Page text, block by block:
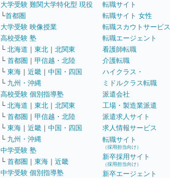
大学受験 難関大学特化型 現役
└首都圏
大学受験 映像授業
高校受験 塾
└ 北海道 ｜ 東北 ｜ 北関東
└ 首都圏 ｜ 甲信越・北陸
└ 東海 ｜ 近畿 ｜ 中国・四国
└ 九州・沖縄
高校受験 個別指導塾
└ 北海道 ｜ 東北 ｜ 北関東
└ 首都圏 ｜ 甲信越・北陸
└ 東海 ｜ 近畿 ｜ 中国・四国
└ 九州・沖縄
中学受験 塾
└ 首都圏 ｜ 東海 ｜ 近畿
中学受験 個別指導塾
転職サイト
転職サイト 女性
転職スカウトサービス
転職エージェント
看護師転職
介護転職
ハイクラス・
ミドルクラス転職
派遣会社
工場・製造業派遣
派遣求人サイト
求人情報サービス
転職サイト
（採用担当向け）
新卒採用サイト
（採用担当向け）
新卒エージェント